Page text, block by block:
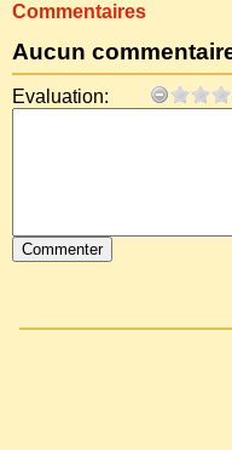
Commentaires
Aucun
Evaluation: